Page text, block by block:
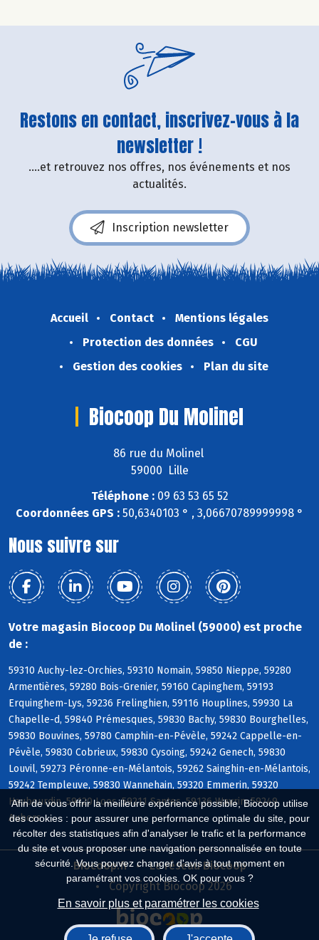
Afin de vous offrir la meilleure expérience possible, Biocoop utilise
des cookies : pour assurer une performance optimale du site, pour
récolter des statistiques afin d'analyser le trafic et la performance
du site et vous proposer une navigation personnalisée en toute
sécurité. Vous pouvez changer d'avis à tout moment en
paramétrant vos cookies. OK pour vous ?
En savoir plus et paramétrer les cookies
Restons en contact, inscrivez-vous à la
newsletter !
....et retrouvez nos offres, nos événements et nos
actualités.
Inscription newsletter
Accueil Contact
Mentions légales
Protection des données
CGU
Gestion des cookies
Plan du site
Biocoop Du Molinel
86 rue du Molinel
59000 Lille
Téléphone :09 63 53 65 52
Coordonnées GPS : 50,6340103 ° , 3,06670789999998 °
Nous suivre sur
Votre magasin Biocoop Du Molinel (59000) est proche
de :
59310 Auchy-lez-Orchies, 59310 Nomain, 59850 Nieppe, 59280
Armentières, 59280 Bois-Grenier, 59160 Capinghem, 59193
Erquinghem-Lys, 59236 Frelinghien, 59116 Houplines, 59930 La
Chapelle-d, 59840 Prémesques, 59830 Bachy, 59830 Bourghelles,
59830 Bouvines, 59780 Camphin-en-Pévèle, 59242 Cappelle-en-
Pévèle, 59830 Cobrieux, 59830 Cysoing, 59242 Genech, 59830
Louvil, 59273 Péronne-en-Mélantois, 59262 Sainghin-en-Mélantois,
59242 Templeuve, 59830 Wannehain, 59320 Emmerin, 59320
Haubourdin, 59120 Loos, 59211 Santes, 59136 Wavrin, 59249
Aubers
Biocoop.fr
Le réseau Biocoop
Copyright Biocoop 2026